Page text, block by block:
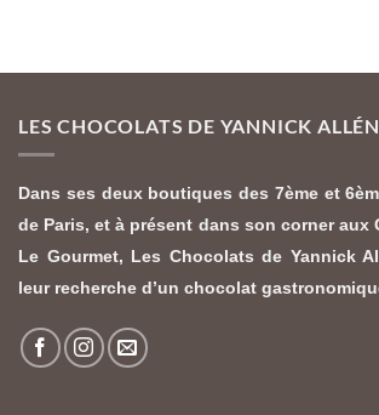
LES CHOCOLATS DE YANNICK
Dans ses deux boutiques des 7ème et
de Paris, et à présent dans son corner aux
Le Gourmet, Les Chocolats de Yannick
leur recherche d’un chocolat